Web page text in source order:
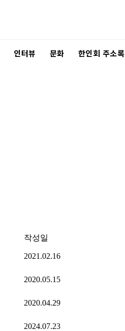
인터뷰 문화 한인회 주소록
작성일
2021.02.16
2020.05.15
2020.04.29
2024.07.23